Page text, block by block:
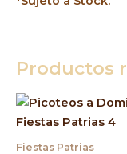
Productos
Fiestas Patrias